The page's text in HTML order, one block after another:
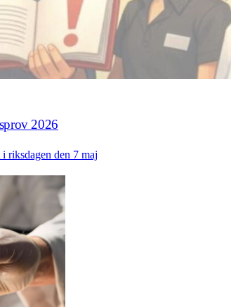
2026
riksdagen den 7 maj